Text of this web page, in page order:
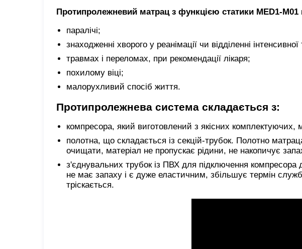
Протипролежневий матрац з функцією статики MED1-M01
паралічі;
знаходженні хворого у реанімації чи відділенні інтенсивної
травмах і переломах, при рекомендації лікаря;
похилому віці;
малорухливий спосіб життя.
Протипролежнева система складається з:
компресора, який виготовлений з якісних комплектуючих,
полотна, що складається із секцій-трубок. Полотно
очищати, матеріал не пропускає рідини, не накопичує
з'єднувальних трубок із ПВХ для підключення
не має запаху і є дуже еластичним, збільшує термін
тріскається.